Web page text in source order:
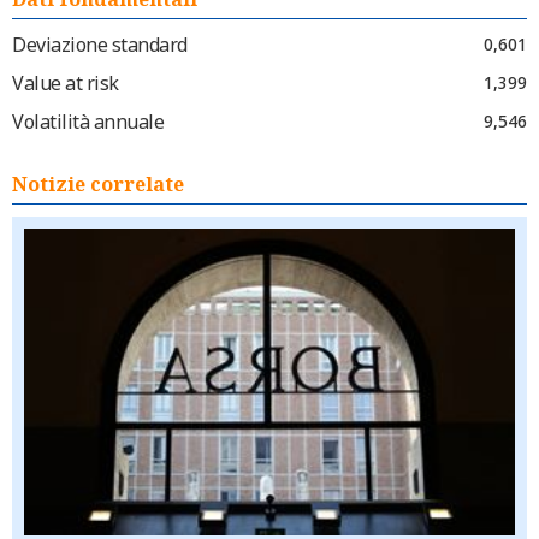
Deviazione standard
0,601
Value at risk 1,399
Volatilità annuale 9,546
Notizie correlate